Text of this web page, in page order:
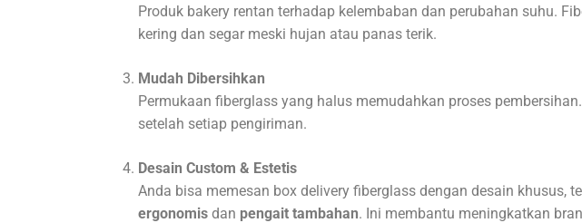
Produk bakery rentan terhadap kelembaban dan perubahan suhu.
kering dan segar meski hujan atau panas terik.
Mudah Dibersihkan
Permukaan fiberglass yang halus memudahkan proses
setelah setiap pengiriman.
Desain Custom & Estetis
Anda bisa memesan box delivery fiberglass dengan desain khusus,
ergonomis dan pengait tambahan. Ini membantu meningkatkan